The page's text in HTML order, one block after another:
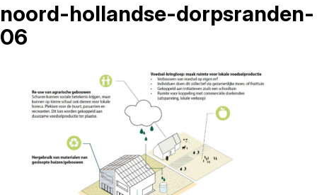
Naar
inhoud
noord-hollandse-dorpsranden-
06